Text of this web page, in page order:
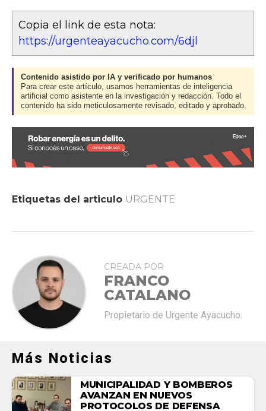
Copia el link de esta nota:
https://urgenteayacucho.com/6djl
Contenido asistido por IA y verificado por humanos
Para crear este artículo, usamos herramientas de inteligencia
artificial como asistente en la investigación y redacción. Todo el
contenido ha sido meticulosamente revisado, editado y aprobado.
Etiquetas del articulo URGENTE
CREADA POR
FRANCO
CATALANO
Propietario de Urgente Ayacucho.
Más Noticias
MUNICIPALIDAD Y BOMBEROS
AVANZAN EN NUEVOS
PROTOCOLOS DE DEFENSA